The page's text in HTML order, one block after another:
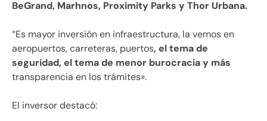
BeGrand, Marhnos, Proximity Parks y Thor Urbana.
“Es mayor inversión en infraestructura, la vemos en
aeropuertos, carreteras, puertos, el tema de
seguridad, el tema de menor burocracia y más
transparencia en los trámites».
El inversor destacó: